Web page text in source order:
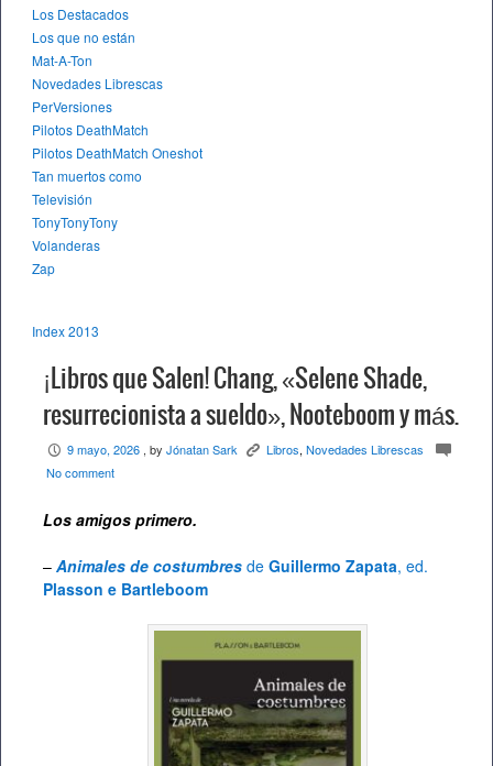
Los Destacados
Los que no están
Mat-A-Ton
Novedades Librescas
PerVersiones
Pilotos DeathMatch
Pilotos DeathMatch Oneshot
Tan muertos como
Televisión
TonyTonyTony
Volanderas
Zap
Index 2013
¡Libros que Salen! Chang, «Selene Shade,
resurrecionista a sueldo», Nooteboom y más.
P 9 mayo, 2026 , by Jónatan Sark K Libros,Novedades Librescas c
No comment
Los amigos primero.
– Animales de costumbres de Guillermo Zapata, ed.
Plasson e Bartleboom